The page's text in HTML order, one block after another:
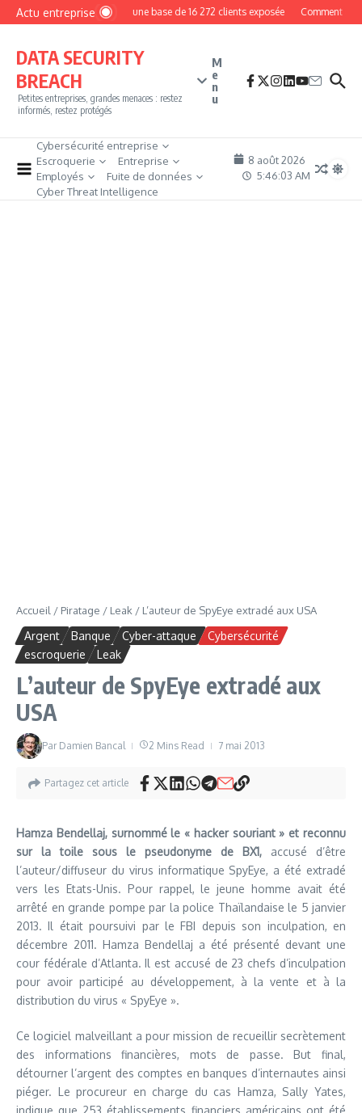
Aller au contenu
Actu entrepriseMyPhoto : une base de 16 272 clients exposée Comment
DATA SECURITY
BREACH
Petites entreprises, grandes menaces : restez
informés, restez protégés
M
e
n
u
Cybersécurité entreprise
Escroquerie
Entreprise
Employés
Fuite de données
Cyber Threat Intelligence
8 août 2026
5:46:04 AM
Accueil / Piratage / Leak / L’auteur de SpyEye extradé aux USA
Argent Banque Cyber-attaque
Cybersécurité
escroquerie
Leak
L’auteur de SpyEye extradé aux
USA
Par Damien Bancal 2 Mins Read 7 mai 2013
Partagez cet article
Hamza Bendellaj, surnommé le « hacker souriant » et reconnu
sur la toile sous le pseudonyme de BX1, accusé d’être
l’auteur/diffuseur du virus informatique SpyEye, a été extradé
vers les Etats-Unis. Pour rappel, le jeune homme avait été
arrêté en grande pompe par la police Thaïlandaise le 5 janvier
2013. Il était poursuivi par le FBI depuis son inculpation, en
décembre 2011. Hamza Bendellaj a été présenté devant une
cour fédérale d’Atlanta. Il est accusé de 23 chefs d’inculpation
pour avoir participé au développement, à la vente et à la
distribution du virus « SpyEye ».
Ce logiciel malveillant a pour mission de recueillir secrètement
des informations financières, mots de passe. But final,
détourner l’argent des comptes en banques d’internautes ainsi
piéger. Le procureur en charge du cas Hamza, Sally Yates,
indique que 253 établissements financiers américains ont été